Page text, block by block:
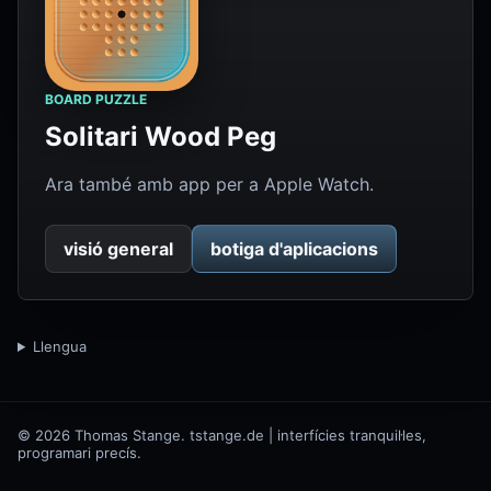
BOARD PUZZLE
Solitari Wood Peg
Ara també amb app per a Apple Watch.
visió general botiga d'aplicacions
Llengua
© 2026 Thomas Stange. tstange.de | interfícies tranquil·les,
programari precís.